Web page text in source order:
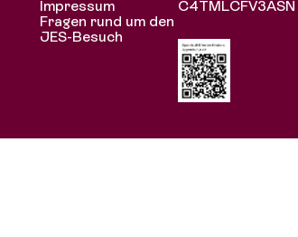
Impressum
Fragen rund um den
JES-Besuch
C4TMLCFV3ASN